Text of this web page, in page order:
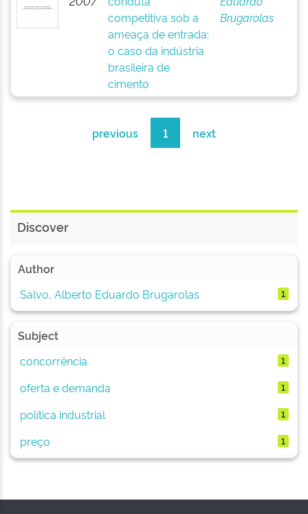
competitiva sob a
ameaça de entrada:
o caso da indústria
brasileira de
cimento
Brugarolas
previous 1 next
Discover
Author
Salvo, Alberto Eduardo Brugarolas
1
Subject
concorrência
1
oferta e demanda 1
política industrial 1
preço 1